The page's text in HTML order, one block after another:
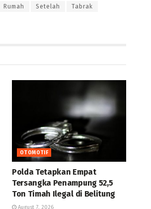
Rumah Setelah Tabrak
OTOMOTIF
Polda Tetapkan Empat
Tersangka Penampung 52,5
Ton Timah Ilegal di Belitung
August 7, 2026